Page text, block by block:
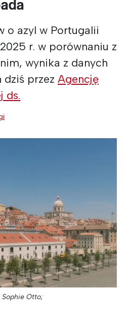
o azyl w Portugalii
r. w porównaniu z
wynika z danych
przez Agencję
ds.
Sophie Otto;